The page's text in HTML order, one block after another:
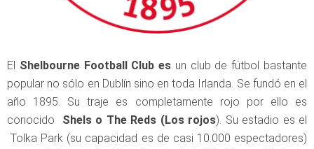
El Shelbourne Football Club es un club de fútbol bastante
popular no sólo en Dublín sino en toda Irlanda. Se fundó en el
año 1895. Su traje es completamente rojo por ello es
conocido
Shels o The Reds (Los rojos). Su estadio es el
Tolka Park (su capacidad es de casi 10.000 espectadores)